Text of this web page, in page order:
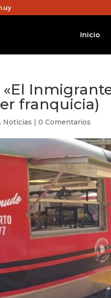
Inicio
«El
franquicia)
Noticias |0 Comentarios